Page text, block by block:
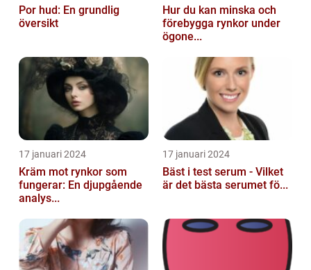
Por hud: En grundlig
översikt
Hur du kan minska och
förebygga rynkor under
ögone...
17 januari 2024
Kräm mot rynkor som
fungerar: En djupgående
analys...
17 januari 2024
Bäst i test serum - Vilket
är det bästa serumet fö...